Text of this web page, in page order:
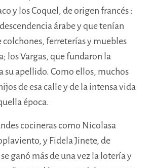
y los Coquel, de origen francés :
árabe y que tenían
colchones, ferreterías y muebles
los Vargas, que fundaron la
su apellido. Como ellos, muchos
de esa calle y de la intensa vida
época.
cocineras como Nicolasa
y Fidela Jinete, de
ganó más de una vez la lotería y